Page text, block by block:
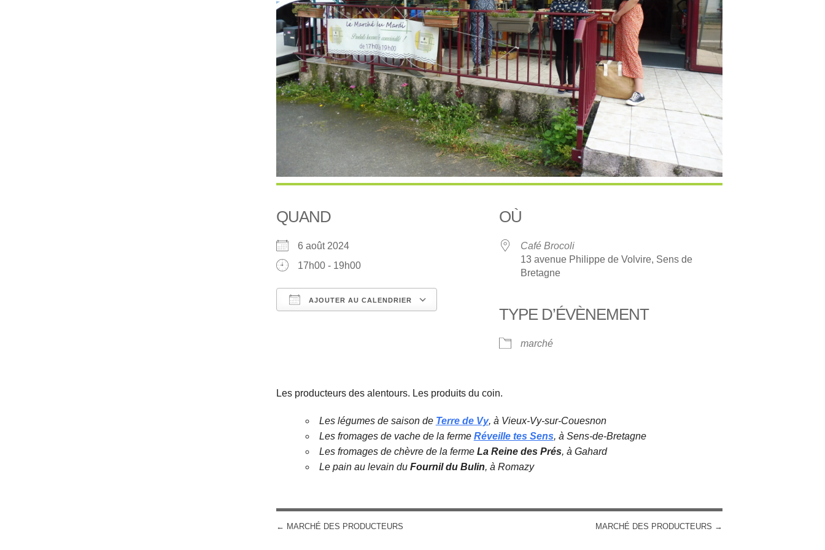
QUAND
6 août 2024
17h00 - 19h00
AJOUTER AU CALENDRIER
Calendrier Google iCalendar
OÙ
Café Brocoli
13 avenue Philippe de Volvire, Sens de
Bretagne
TYPE D’ÉVÈNEMENT
marché
Les producteurs des alentours. Les produits du coin.
Les légumes de saison de Terre de Vy, à Vieux-Vy-sur-Couesnon
Les fromages de vache de la ferme Réveille tes Sens, à Sens-de-Bretagne
Les fromages de chèvre de la ferme La Reine des Prés, à Gahard
Le pain au levain du Fournil du Bulin, à Romazy
POST NAVIGATION
← MARCHÉ DES PRODUCTEURS MARCHÉ DES PRODUCTEURS →